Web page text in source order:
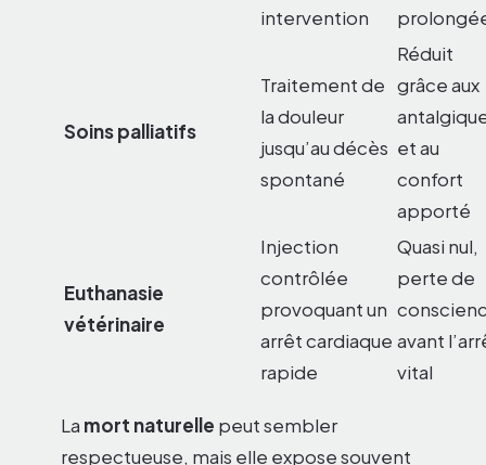
intervention
Soins palliatifs
Traitement de
la douleur
jusqu’au décès
spontané
Réduit
grâce aux
et au
confort
apporté
Euthanasie
vétérinaire
Injection
contrôlée
provoquant un
arrêt cardiaque
rapide
Quasi nul,
perte de
avant
vital
La mort naturelle peut sembler
respectueuse, mais elle expose souvent